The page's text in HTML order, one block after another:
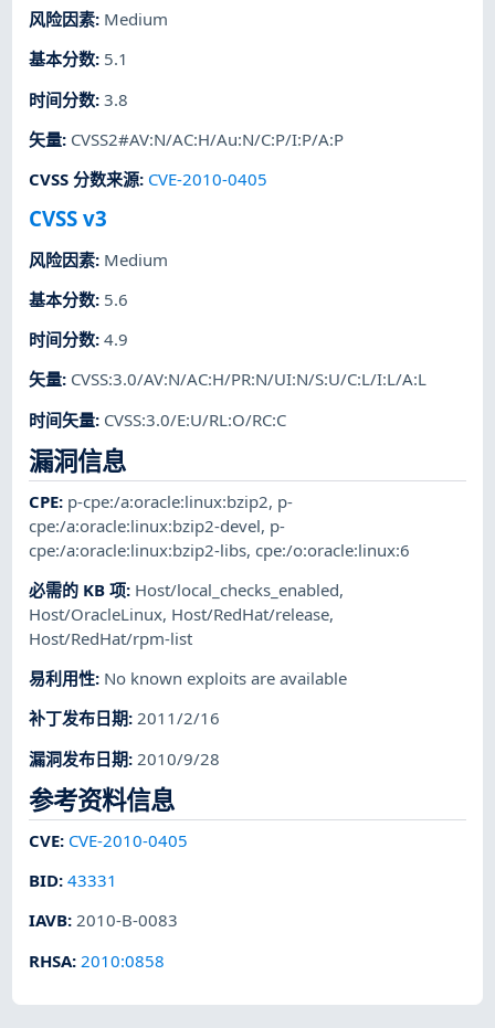
风险因素: Medium
基本分数: 5.1
时间分数:3.8
矢量: CVSS2#AV:N/AC:H/Au:N/C:P/I:P/A:P
CVSS 分数来源: CVE-2010-0405
CVSS v3
风险因素: Medium
基本分数: 5.6
时间分数:4.9
矢量: CVSS:3.0/AV:N/AC:H/PR:N/UI:N/S:U/C:L/I:L/A:L
时间矢量: CVSS:3.0/E:U/RL:O/RC:C
漏洞信息
CPE: p-cpe:/a:oracle:linux:bzip2, p-
cpe:/a:oracle:linux:bzip2-devel, p-
cpe:/a:oracle:linux:bzip2-libs,cpe:/o:oracle:linux:6
必需的 KB 项: Host/local_checks_enabled,
Host/OracleLinux, Host/RedHat/release,
Host/RedHat/rpm-list
易利用性: No known exploits are available
补丁发布日期:2011/2/16
漏洞发布日期: 2010/9/28
参考资料信息
CVE: CVE-2010-0405
BID:43331
IAVB:2010-B-0083
RHSA: 2010:0858